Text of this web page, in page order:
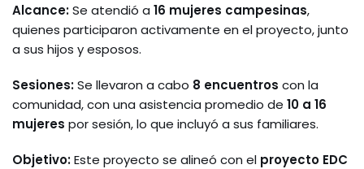
Alcance:Se atendió a 16 mujeres campesinas,
quienes participaron activamente en el proyecto, junto
a sus hijos y esposos.
Sesiones:Se llevaron a cabo 8 encuentros con la
comunidad, con una asistencia promedio de 10 a 16
mujeres por sesión, lo que incluyó a sus familiares.
Objetivo:Este proyecto se alineó con el proyecto EDC